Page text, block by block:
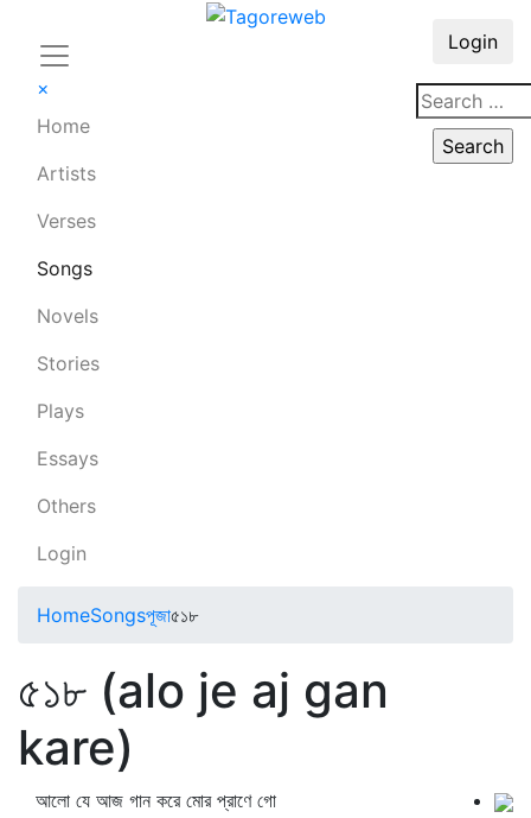
×
Home
Artists
Verses
Songs
Novels
Stories
Plays
Essays
Others
Login
Login
HomeSongsপূজা৫১৮
৫১৮ (alo je aj gan
kare)
আলো যে আজ গান করে মোর প্রাণে গো